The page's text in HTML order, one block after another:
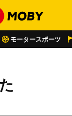
モータースポーツ